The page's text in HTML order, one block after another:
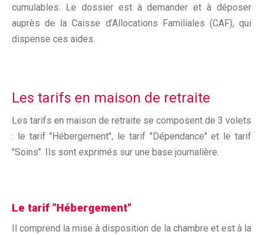
cumulables. Le dossier est à demander et à déposer
auprès de la Caisse d’Allocations Familiales (CAF), qui
dispense ces aides.
Les tarifs en maison de retraite
Les tarifs en maison de retraite se composent de 3 volets
: le tarif "Hébergement", le tarif "Dépendance" et le tarif
"Soins". Ils sont exprimés sur une base journalière.
Le tarif "Hébergement"
Il comprend la mise à disposition de la chambre et est à la